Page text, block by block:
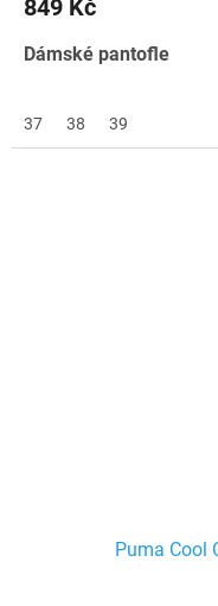
849 Kč
Dámské pantofle
37 38 39
Puma Cool